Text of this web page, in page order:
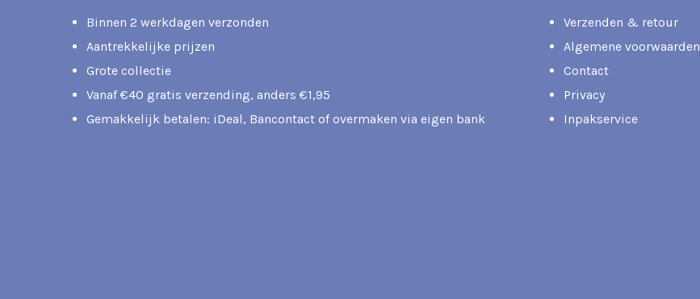
Binnen 2 werkdagen verzonden
Aantrekkelijke prijzen
Grote collectie
Vanaf €40 gratis verzending, anders €1,95
Gemakkelijk betalen: iDeal, Bancontact of overmaken via eigen bank
Verzenden & retour
Algemene voorwaarden
Contact
Privacy
Inpakservice